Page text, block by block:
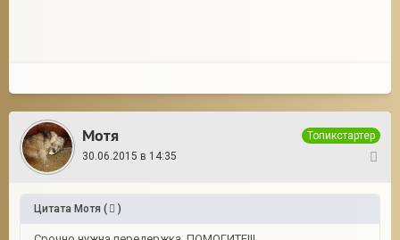
Мотя
Топикстартер
30.06.2015 в 14:35
Цитата Мотя ( )